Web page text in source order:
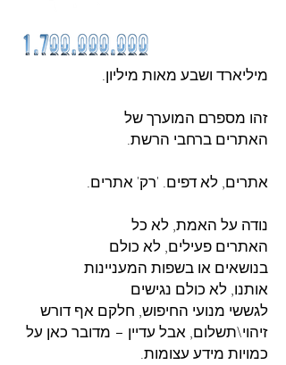
מיליארד ושבע מאות מיליון.
זהו מספרם המוערך של
האתרים ברחבי הרשת.
אתרים, לא דפים. 'רק' אתרים.
נודה על האמת, לא כל
האתרים פעילים, לא כולם
בנושאים או בשפות המעניינות
אותנו, לא כולם נגישים
לגששי מנועי החיפוש, חלקם אף דורש
זיהוי\תשלום, אבל עדיין – מדובר כאן על
כמויות מידע עצומות.